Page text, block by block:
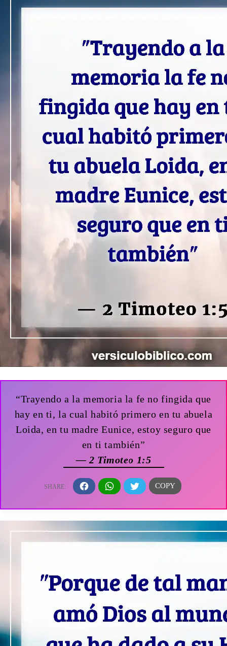
“Trayendo a la memoria la fe no fingida que
hay en ti, la cual habitó primero en tu abuela
Loida, en tu madre Eunice, estoy seguro que
en ti también”
— 2 Timoteo 1:5